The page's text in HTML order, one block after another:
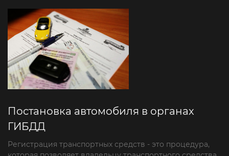
Постановка автомобиля в органах
ГИБДД
Регистрация транспортных средств - это процедура,